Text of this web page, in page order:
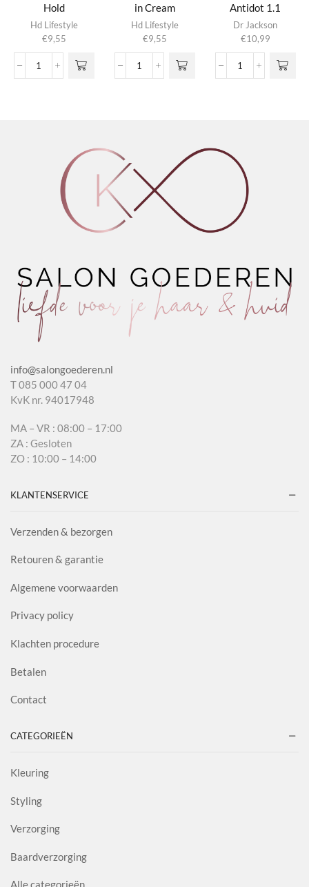
Hold
Hd Lifestyle
€9,55
Strong
in Cream
Hd Lifestyle
€9,55
Smoothing
Antidot 1.1
Dr Jackson
€10,99
Matt
info@salongoederen.nl
T 085 000 47 04
KvK nr. 94017948
MA – VR : 08:00 – 17:00
ZA : Gesloten
ZO : 10:00 – 14:00
KLANTENSERVICE
Verzenden & bezorgen
Retouren & garantie
Algemene voorwaarden
Privacy policy
Klachten procedure
Betalen
Contact
CATEGORIEËN
Kleuring
Styling
Verzorging
Baardverzorging
Alle categorieën